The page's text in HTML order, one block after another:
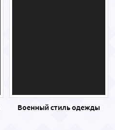
Военный стиль одежды